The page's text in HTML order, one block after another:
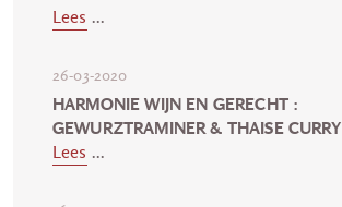
Lees ...
26-03-2020
HARMONIE WIJN EN GERECHT :
GEWURZTRAMINER & THAISE CURRY
Lees ...